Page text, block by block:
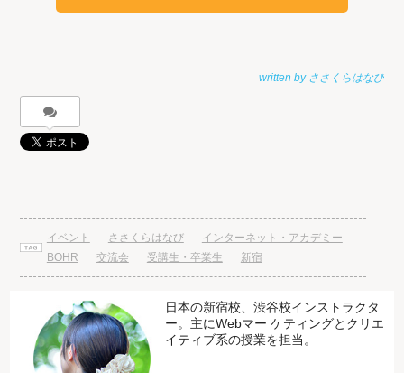
イベント ささくらはなび
インターネット・アカデミー
BOHR
交流会 受講生・卒業生 新宿
日本の新宿校、渋谷校インストラクタ
ー。主にWebマー ケティングとクリエ
イティブ系の授業を担当。